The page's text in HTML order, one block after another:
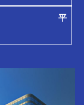
平